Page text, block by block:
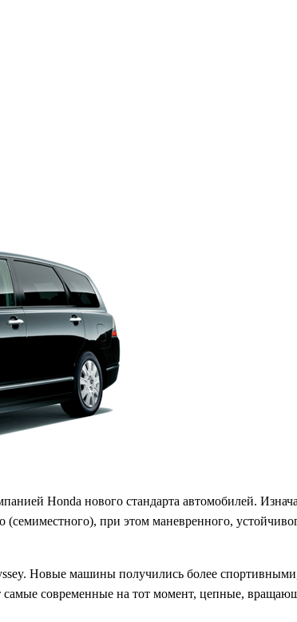
Honda нового стандарта автомобилей.
(семиместного), при этом маневренного,
Новые машины получились более
современные на тот момент, цепные,